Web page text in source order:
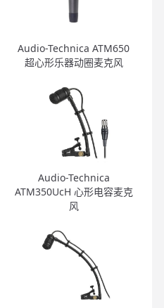
Audio-Technica ATM650
超心形乐器动圈麦克风
Audio-Technica
ATM350UcH 心形电容麦克
风